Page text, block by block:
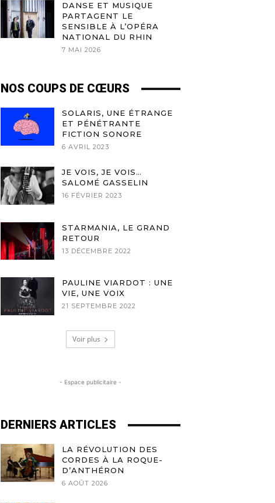
DANSE ET MUSIQUE
PARTAGENT LE
SENSIBLE À L’OPÉRA
NATIONAL DU RHIN
7 MAI 2026
NOS COUPS DE CŒURS
SOLARIS, UNE ÉTRANGE
ET PÉNÉTRANTE
FICTION SONORE
6 AVRIL 2023
JE VOIS, JE VOIS…
SALOMÉ GASSELIN
16 FÉVRIER 2023
STARMANIA, LE GRAND
RETOUR
13 DÉCEMBRE 2022
PAULINE VIARDOT : UNE
VIE, UNE VOIX
21 SEPTEMBRE 2022
Voir plus
- Espace publicitaire -
DERNIERS ARTICLES
LA RÉVOLUTION DES
CORDES À LA ROQUE-
D’ANTHÉRON
6 AOÛT 2026